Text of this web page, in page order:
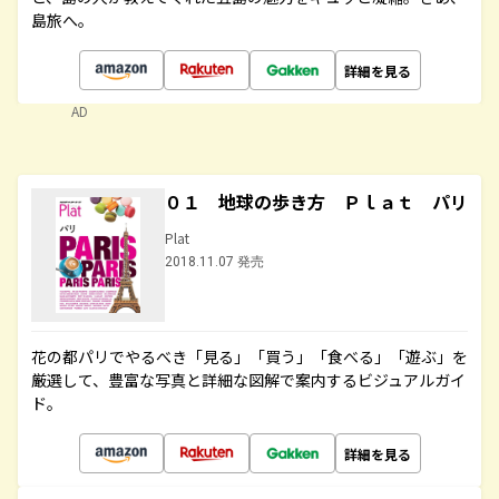
島旅へ。
詳細を見る
AD
０１ 地球の歩き方 Ｐｌａｔ パリ
Plat
2018.11.07 発売
花の都パリでやるべき「見る」「買う」「食べる」「遊ぶ」を
厳選して、豊富な写真と詳細な図解で案内するビジュアルガイ
ド。
詳細を見る